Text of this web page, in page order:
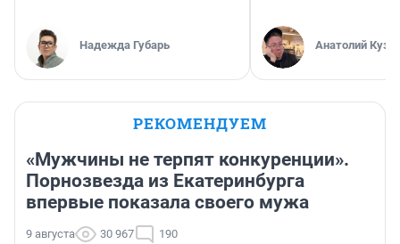
Надежда Губарь Анатолий
РЕКОМЕНДУЕМ
«Мужчины не терпят конкуренции».
Порнозвезда из Екатеринбурга
впервые показала своего мужа
9 августа 30 967 190